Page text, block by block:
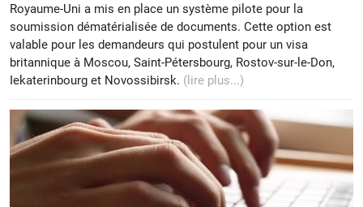
Royaume-Uni a mis en place un système pilote pour la
soumission dématérialisée de documents. Cette option est
valable pour les demandeurs qui postulent pour un visa
britannique à Moscou, Saint-Pétersbourg, Rostov-sur-le-Don,
Iekaterinbourg et Novossibirsk. (lire plus...)